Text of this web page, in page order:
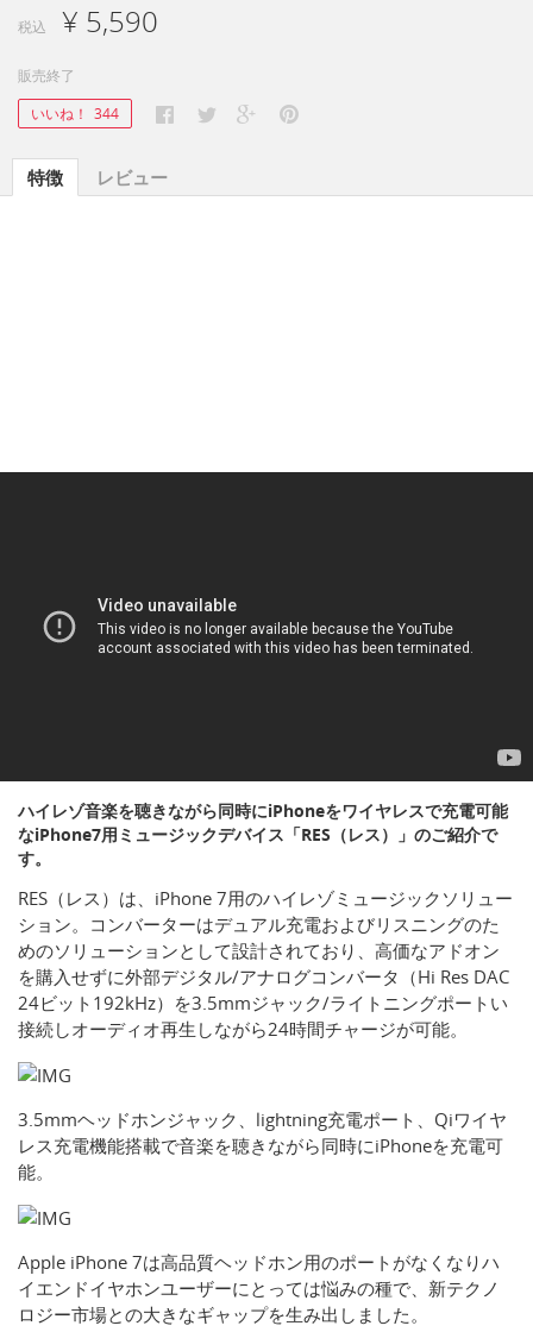
税込 ¥ 5,590
販売終了
いいね！ 344
特徴 レビュー
ハイレゾ音楽を聴きながら同時にiPhoneをワイヤレスで充電可能
なiPhone7用ミュージックデバイス「RES（レス）」のご紹介で
す。
RES（レス）は、iPhone 7用のハイレゾミュージックソリュー
ション。コンバーターはデュアル充電およびリスニングのた
めのソリューションとして設計されており、高価なアドオン
を購入せずに外部デジタル/アナログコンバータ（Hi Res DAC
24ビット192kHz）を3.5mmジャック/ライトニングポートい
接続しオーディオ再生しながら24時間チャージが可能。
3.5mmヘッドホンジャック、lightning充電ポート、Qiワイヤ
レス充電機能搭載で音楽を聴きながら同時にiPhoneを充電可
能。
Apple iPhone 7は高品質ヘッドホン用のポートがなくなりハ
イエンドイヤホンユーザーにとっては悩みの種で、新テクノ
ロジー市場との大きなギャップを生み出しました。